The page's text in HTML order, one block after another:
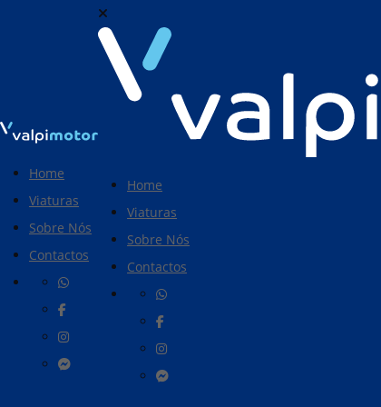
Home
Viaturas
Sobre Nós
Contactos
Home
Viaturas
Sobre Nós
Contactos